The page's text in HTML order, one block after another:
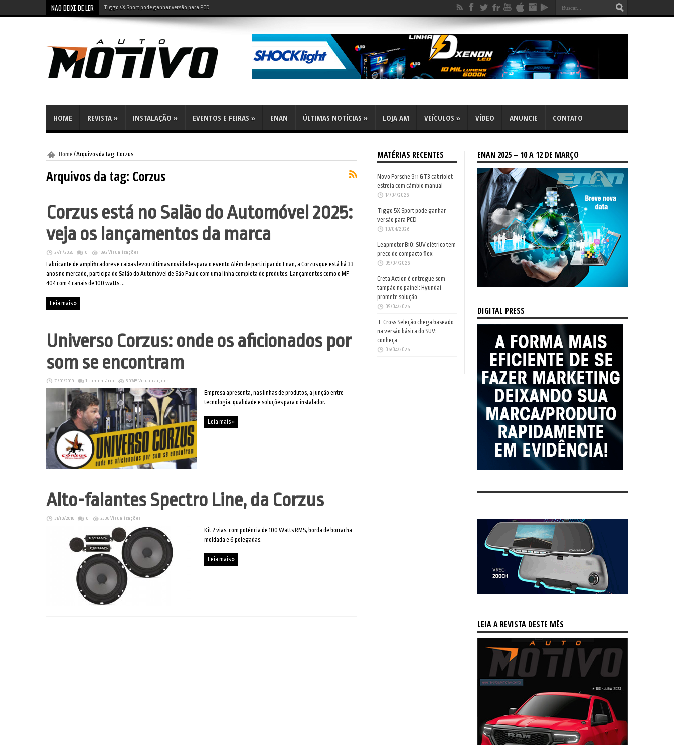
NÃO DEIXE DE LER Tiggo 5X Sport pode ganhar versão para PCD
HOME REVISTA » INSTALAÇÃO » EVENTOS E FEIRAS » ENAN ÚLTIMAS NOTÍCIAS » LOJA AM VEÍCULOS » VÍDEO ANUNCIE CONTATO
Home /Arquivos da tag: Corzus
Arquivos da tag: Corzus
Corzus está no Salão do Automóvel 2025:
veja os lançamentos da marca
27/11/2025 0 1892 Visualizações
Fabricante de amplificadores e caixas levou últimas novidades para o evento Além de participar do Enan, a Corzus que está há 33
anos no mercado, participa do Salão do Automóvel de São Paulo com uma linha completa de produtos. Lançamentos como o MF
404 com 4 canais de 100 watts ...
Leia mais »
Universo Corzus: onde os aficionados por
som se encontram
21/01/2019 1 comentário 30745 Visualizações
Empresa apresenta, nas linhas de produtos, a junção entre
tecnologia, qualidade e soluções para o instalador.
Leia mais »
Alto-falantes Spectro Line, da Corzus
31/10/2018 0 2338 Visualizações
Kit 2 vias, com potência de 100 Watts RMS, borda de borracha
moldada e 6 polegadas.
Leia mais »
MATÉRIAS RECENTES
Novo Porsche 911 GT3 cabriolet
estreia com câmbio manual
14/04/2026
Tiggo 5X Sport pode ganhar
versão para PCD
10/04/2026
Leapmotor B10: SUV elétrico tem
preço de compacto flex
09/04/2026
Creta Action é entregue sem
tampão no painel: Hyundai
promete solução
09/04/2026
T-Cross Seleção chega baseado
na versão básica do SUV:
conheça
06/04/2026
ENAN 2025 – 10 A 12 DE MARÇO
DIGITAL PRESS
LEIA A REVISTA DESTE MÊS